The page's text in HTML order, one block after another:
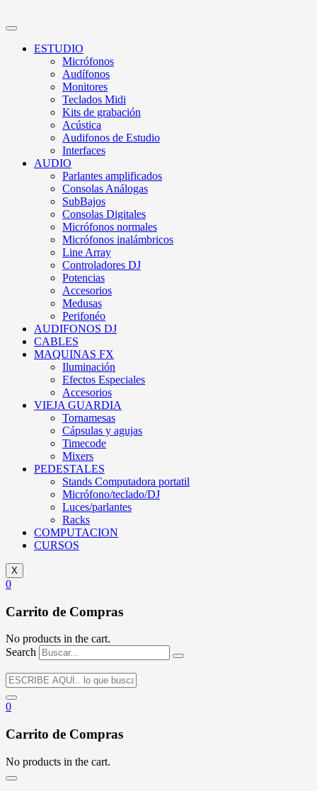
ESTUDIO
Micrófonos
Audífonos
Monitores
Teclados Midi
Kits de grabación
Acústica
Audifonos de Estudio
Interfaces
AUDIO
Parlantes amplificados
Consolas Análogas
SubBajos
Consolas Digitales
Micrófonos normales
Micrófonos inalámbricos
Line Array
Controladores DJ
Potencias
Accesorios
Medusas
Perifonéo
AUDIFONOS DJ
CABLES
MAQUINAS FX
Iluminación
Efectos Especiales
Accesorios
VIEJA GUARDIA
Tornamesas
Cápsulas y agujas
Timecode
Mixers
PEDESTALES
Stands Computadora portatil
Micrófono/teclado/DJ
Luces/parlantes
Racks
COMPUTACION
CURSOS
X
0
Carrito de Compras
No products in the cart.
Search
0
Carrito de Compras
No products in the cart.